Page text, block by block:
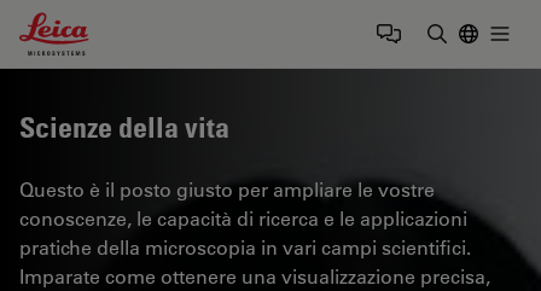
Leica Microsystems Logo
Scienze della vita
Questo è il posto giusto per ampliare le vostre
conoscenze, le capacità di ricerca e le applicazioni
pratiche della microscopia in vari campi scientifici.
Imparate come ottenere una visualizzazione precisa,